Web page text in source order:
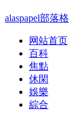
alaspapel部落格
网站首页
百科
焦點
休閑
娛樂
綜合